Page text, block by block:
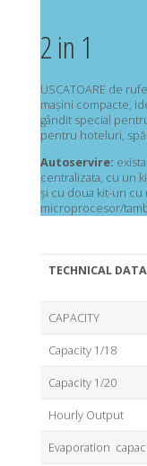
2 in 1
USCATOARE de
mașini compacte,
gândit special
pentru hoteluri,
Autoservire:
centralizata, cu un
și cu doua kit-uri
microprocesor/
TECHNICAL DATA
CAPACITY
Capacity 1/18
Capacity 1/20
Hourly Output
Evaporation